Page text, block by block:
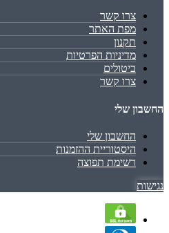
צרו קשר
מפת האתר
תקנון
מדיניות הפרטיות
ביטולים
צרו קשר
החשבון שלי
החשבון שלי
היסטוריית ההזמנות
רשימת תפוצה
נגישות